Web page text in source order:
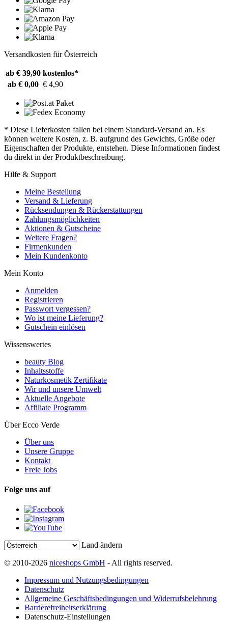
Versandkosten für Österreich
ab € 39,90 kostenlos*
ab € 0,00 € 4,90
* Diese Lieferkosten fallen bei einem Standard-Versand an. Es
können weitere Kosten, z. B. aufgrund des Gewichts, Größe oder
Eigenschaften der Produkte, entstehen. Diese Informationen findest
du direkt in der Produktbeschreibung.
Hilfe & Support
Meine Bestellung
Versand & Lieferung
Rücksendungen & Rückerstattungen
Zahlungsmöglichkeiten
Aktionen & Gutscheine
Weitere Fragen?
Firmenkunden
Mein Kundenkonto
Mein Konto
Anmelden
Registrieren
Passwort vergessen?
Wo ist meine Lieferung?
Gutschein einlösen
Wissenswertes
beauty Blog
Inhaltsstoffe
Naturkosmetik Zertifikate
Wir und unsere Umwelt
Aktuelle Angebote
Affiliate Programm
Über Ecco Verde
Über uns
Unsere Gruppe
Kontakt
Freie Jobs
Folge uns auf
Land ändern
© 2010-2026 niceshops GmbH - All rights reserved.
Impressum und Nutzungsbedingungen
Datenschutz
Allgemeine Geschäftsbedingungen und Widerrufsbelehrung
Barrierefreiheitserklärung
Datenschutz-Einstellungen